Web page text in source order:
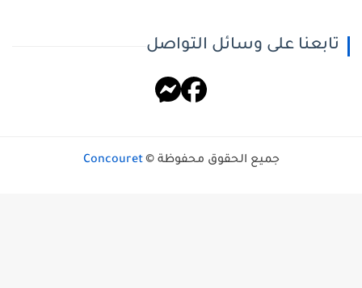
تابعنا على وسائل التواصل
جميع الحقوق محفوظة © Concouret